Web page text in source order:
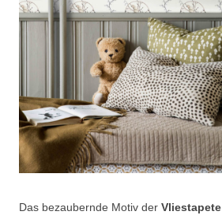
Das bezaubernde Motiv der Vliestapete